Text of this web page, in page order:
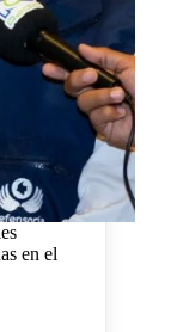
en el